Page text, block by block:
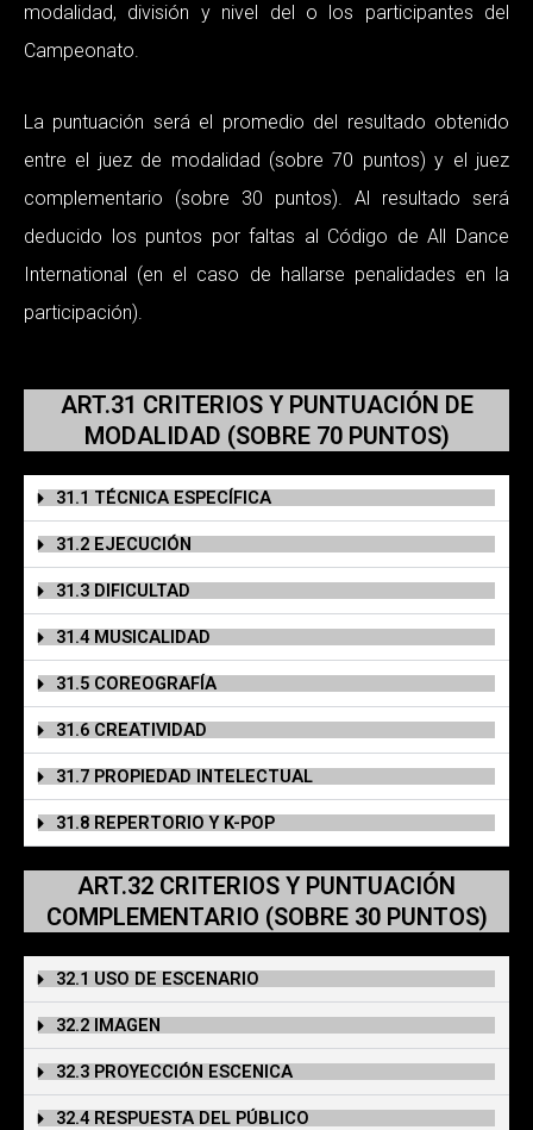
modalidad, división y nivel del o los participantes del
Campeonato.
La puntuación será el promedio del resultado obtenido
entre el juez de modalidad (sobre 70 puntos) y el juez
complementario (sobre 30 puntos). Al resultado será
deducido los puntos por faltas al Código de All Dance
International (en el caso de hallarse penalidades en la
participación).
ART.31 CRITERIOS Y PUNTUACIÓN DE
MODALIDAD (SOBRE 70 PUNTOS)
31.1 TÉCNICA ESPECÍFICA
31.2 EJECUCIÓN
31.3 DIFICULTAD
31.4 MUSICALIDAD
31.5 COREOGRAFÍA
31.6 CREATIVIDAD
31.7 PROPIEDAD INTELECTUAL
31.8 REPERTORIO Y K-POP
ART.32 CRITERIOS Y PUNTUACIÓN
COMPLEMENTARIO (SOBRE 30 PUNTOS)
32.1 USO DE ESCENARIO
32.2 IMAGEN
32.3 PROYECCIÓN ESCENICA
32.4 RESPUESTA DEL PÚBLICO